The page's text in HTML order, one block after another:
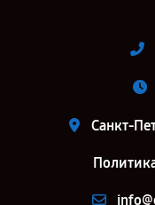
Санкт-